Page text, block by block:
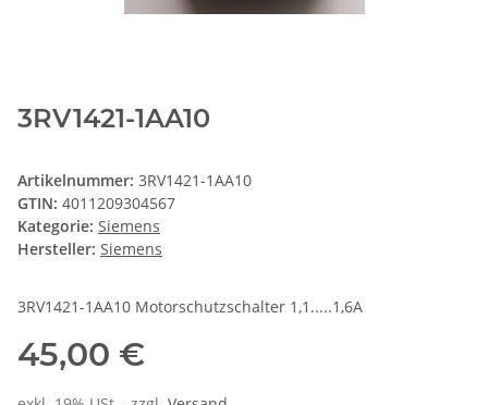
3RV1421-1AA10
Artikelnummer: 3RV1421-1AA10
GTIN: 4011209304567
Kategorie: Siemens
Hersteller: Siemens
3RV1421-1AA10 Motorschutzschalter 1,1.....1,6A
45,00 €